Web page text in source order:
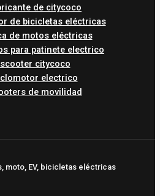
de citycoco
de bicicletas eléctricas
de motos eléctricas
para patinete electrico
scooter citycoco
electrico
de movilidad
moto, EV, bicicletas eléctricas